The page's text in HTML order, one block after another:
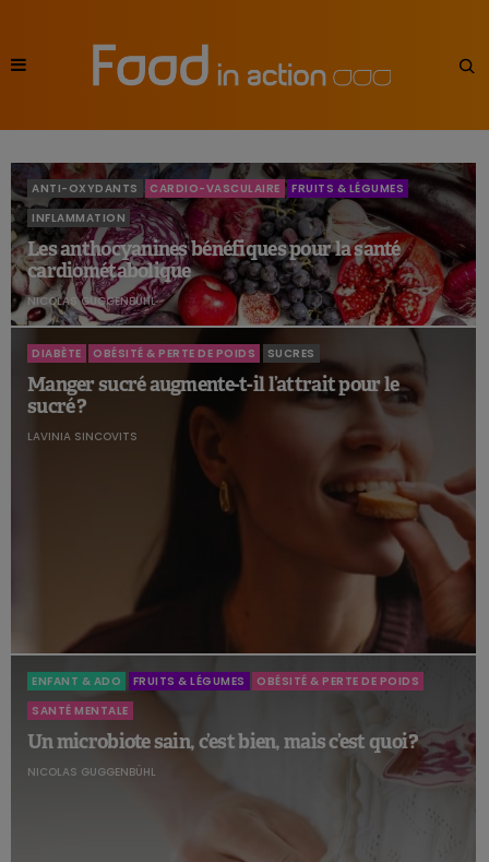
ANTI-OXYDANTS CARDIO-VASCULAIRE
FRUITS & LÉGUMES
INFLAMMATION
Les anthocyanines bénéfiques pour la santé
cardiométabolique
NICOLAS GUGGENBÜHL
DIABÈTE OBÉSITÉ & PERTE DE POIDS SUCRES
Manger sucré augmente-t-il l’attrait pour le
sucré ?
LAVINIA SINCOVITS
ENFANT & ADO FRUITS & LÉGUMES
OBÉSITÉ & PERTE DE POIDS
SANTÉ MENTALE
Un microbiote sain, c’est bien, mais c’est quoi ?
NICOLAS GUGGENBÜHL